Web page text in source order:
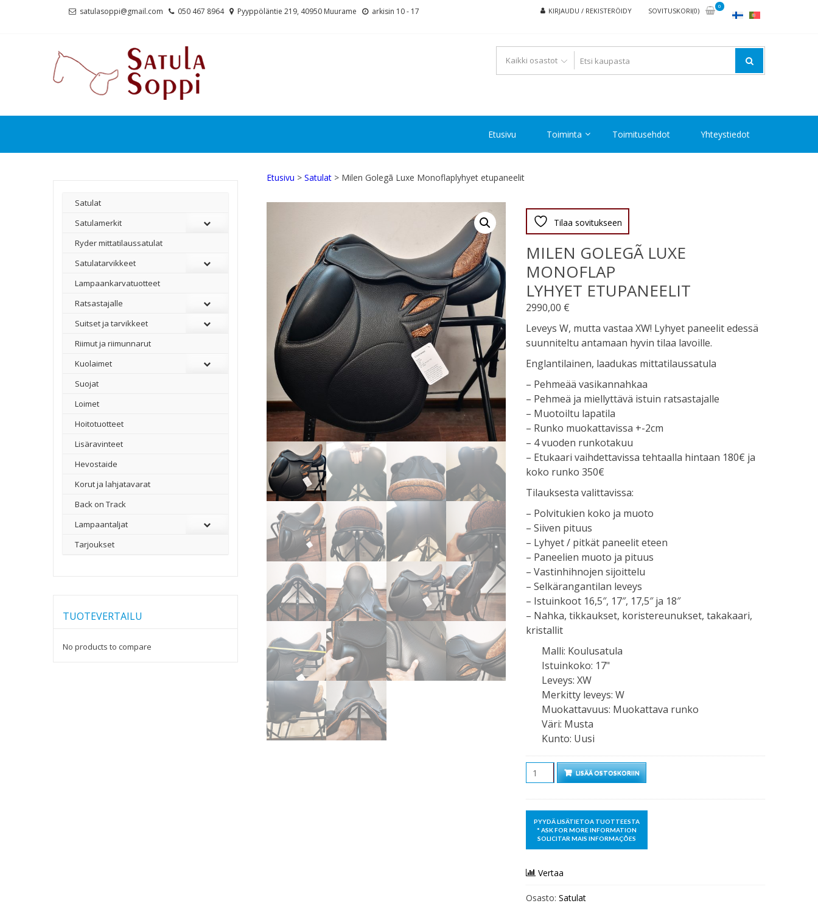
satulasoppi@gmail.com 050 467 8964 Pyyppöläntie 219, 40950 Muurame arkisin 10 - 17 KIRJAUDU / REKISTERÖIDY SOVITUSKORI(0)
0
Etusivu Toiminta Toimitusehdot Yhteystiedot
Etusivu > Satulat > Milen Golegã Luxe Monoflaplyhyet etupaneelit
Tilaa sovitukseen
MILEN GOLEGÃ LUXE
MONOFLAP
LYHYET ETUPANEELIT
2990,00 €
Leveys W, mutta vastaa XW! Lyhyet paneelit edessä
suunniteltu antamaan hyvin tilaa lavoille.
Englantilainen, laadukas mittatilaussatula
– Pehmeää vasikannahkaa
– Pehmeä ja miellyttävä istuin ratsastajalle
– Muotoiltu lapatila
– Runko muokattavissa +-2cm
– 4 vuoden runkotakuu
– Etukaari vaihdettavissa tehtaalla hintaan 180€ ja
koko runko 350€
Tilauksesta valittavissa:
– Polvitukien koko ja muoto
– Siiven pituus
– Lyhyet / pitkät paneelit eteen
– Paneelien muoto ja pituus
– Vastinhihnojen sijoittelu
– Selkärangantilan leveys
– Istuinkoot 16,5″, 17″, 17,5″ ja 18″
– Nahka, tikkaukset, koristereunukset, takakaari,
kristallit
Malli: Koulusatula
Istuinkoko: 17"
Leveys: XW
Merkitty leveys: W
Muokattavuus: Muokattava runko
Väri: Musta
Kunto: Uusi
Määrä LISÄÄ OSTOSKORIIN
Vertaa
Osasto: Satulat
Satulat
Satulamerkit
Ryder mittatilaussatulat
Satulatarvikkeet
–
Lampaankarvatuotteet
Ratsastajalle
Suitset ja tarvikkeet
Riimut ja riimunnarut
Kuolaimet
Suojat
Loimet
Hoitotuotteet
Lisäravinteet
Hevostaide
Korut ja lahjatavarat
Back on Track
Lampaantaljat
Tarjoukset
TUOTEVERTAILU
No products to compare